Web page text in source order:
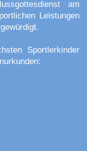
am
Leistungen
Sportlerkinder